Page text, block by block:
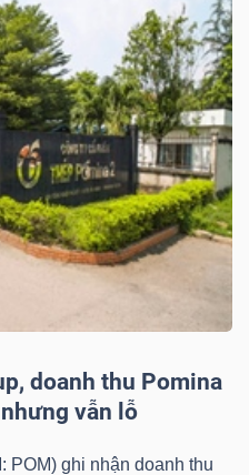
doanh thu Pomina
vẫn lỗ
POM) ghi nhận doanh thu